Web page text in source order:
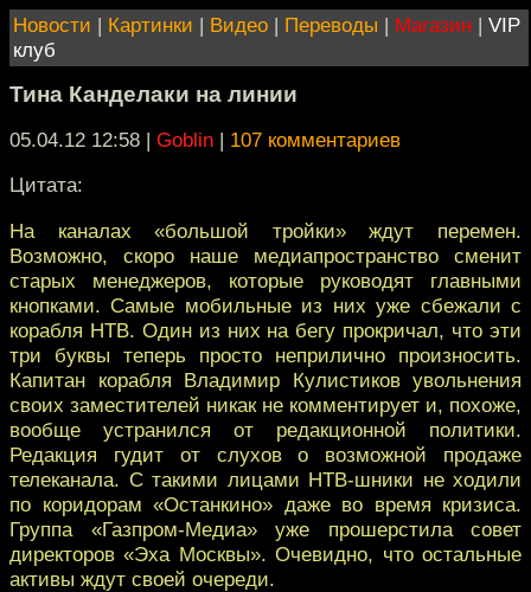
Новости | Картинки | Видео | Переводы | Магазин | VIP
клуб
Тина Канделаки на линии
05.04.12 12:58 | Goblin | 107 комментариев
Цитата:
На каналах «большой тройки» ждут перемен.
Возможно, скоро наше медиапространство сменит
старых менеджеров, которые руководят главными
кнопками. Самые мобильные из них уже сбежали с
корабля НТВ. Один из них на бегу прокричал, что эти
три буквы теперь просто неприлично произносить.
Капитан корабля Владимир Кулистиков увольнения
своих заместителей никак не комментирует и, похоже,
вообще устранился от редакционной политики.
Редакция гудит от слухов о возможной продаже
телеканала. С такими лицами НТВ-шники не ходили
по коридорам «Останкино» даже во время кризиса.
Группа «Газпром-Медиа» уже прошерстила совет
директоров «Эха Москвы». Очевидно, что остальные
активы ждут своей очереди.